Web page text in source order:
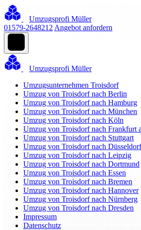
Umzugsprofi Müller
01579-2648212 Angebot anfordern
Umzugsprofi Müller
Umzugsunternehmen Troisdorf
Umzug von Troisdorf nach Berlin
Umzug von Troisdorf nach Hamburg
Umzug von Troisdorf nach München
Umzug von Troisdorf nach Köln
Umzug von Troisdorf nach Frankfurt
Umzug von Troisdorf nach Stuttgart
Umzug von Troisdorf nach Düsseldorf
Umzug von Troisdorf nach Leipzig
Umzug von Troisdorf nach Dortmund
Umzug von Troisdorf nach Essen
Umzug von Troisdorf nach Bremen
Umzug von Troisdorf nach Hannover
Umzug von Troisdorf nach Nürnberg
Umzug von Troisdorf nach Dresden
Impressum
Datenschutz